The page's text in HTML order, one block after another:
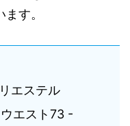
す。
エステル
エスト73 -